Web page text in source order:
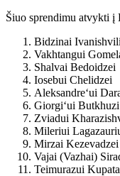
Šiuo sprendimu atvykti į
Bidzinai
Vakhtangui
Shalvai Bedoidzei
Iosebui Chelidzei
Aleksandre‘ui
Giorgi‘ui
Zviadui
Mileriui
Mirzai Kezevadzei
Vajai (Vazhai)
Teimurazui